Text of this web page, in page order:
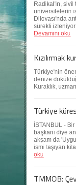
Radikal'in, sivil
üniversitelerin
Dilovası'nda
sürekli izleniyor
Devamını oku
Kızılırmak
Türkiye'nin
denize
Kuraklık,
Türkiye
İSTANBUL -
başkanı diye
akşam da
ismi taşıyan
oku
TMMOB: